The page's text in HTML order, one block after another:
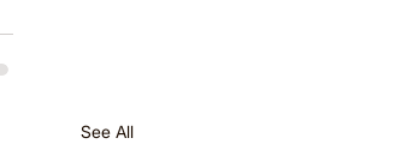
See All